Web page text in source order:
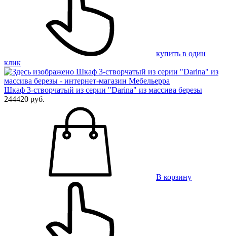
купить в один
клик
Шкаф 3-створчатый из серии "Darina" из массива березы
244420 руб.
В корзину